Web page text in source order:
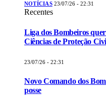
NOTÍCIAS 23/07/26 - 22:31
Recentes
Liga dos Bombeiros
Ciências de Proteção
23/07/26 - 22:31
Novo Comando dos
posse